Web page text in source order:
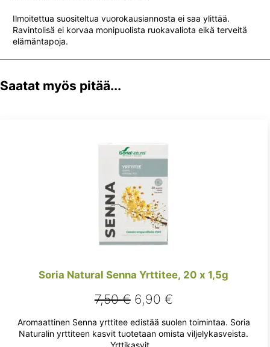
Ilmoitettua suositeltua vuorokausiannosta ei saa ylittää.
Ravintolisä ei korvaa monipuolista ruokavaliota eikä terveitä
elämäntapoja.
Saatat myös pitää...
Soria Natural Senna Yrttitee, 20 x 1,5g
7,50€ Alkuperäinen
hinta
oli:
6,90 €Nykyinen
hinta
on:
Aromaattinen Senna yrttitee edistää suolen toimintaa. Soria
Naturalin yrttiteen kasvit tuotetaan omista viljelykasveista.